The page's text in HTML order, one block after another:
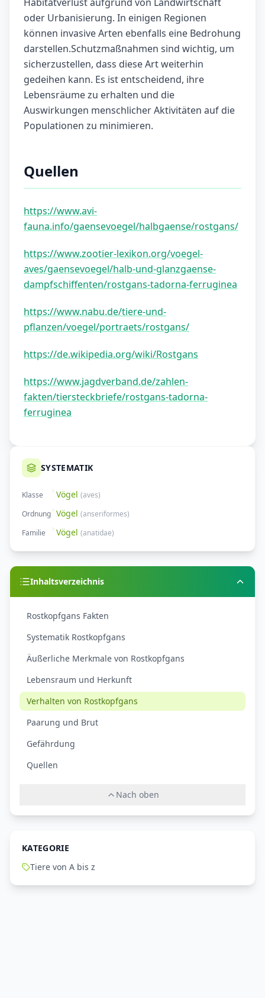
oder Urbanisierung. In einigen Regionen
können invasive Arten ebenfalls eine Bedrohung
darstellen.Schutzmaßnahmen sind wichtig, um
sicherzustellen, dass diese Art weiterhin
gedeihen kann. Es ist entscheidend, ihre
Lebensräume zu erhalten und die
Auswirkungen menschlicher Aktivitäten auf die
Populationen zu minimieren.
Quellen
https://www.avi-
fauna.info/gaensevoegel/halbgaense/rostgans/
https://www.zootier-lexikon.org/voegel-
aves/gaensevoegel/halb-und-glanzgaense-
dampfschiffenten/rostgans-tadorna-ferruginea
https://www.nabu.de/tiere-und-
pflanzen/voegel/portraets/rostgans/
https://de.wikipedia.org/wiki/Rostgans
https://www.jagdverband.de/zahlen-
fakten/tiersteckbriefe/rostgans-tadorna-
ferruginea
SYSTEMATIK
Klasse Vögel (aves)
Ordnung Vögel (anseriformes)
Familie
Vögel (anatidae)
Inhaltsverzeichnis
Rostkopfgans Fakten
Systematik Rostkopfgans
Äußerliche Merkmale von Rostkopfgans
Lebensraum und Herkunft
Verhalten von Rostkopfgans
Paarung und Brut
Gefährdung
Quellen
Nach oben
KATEGORIE
Tiere von A bis z